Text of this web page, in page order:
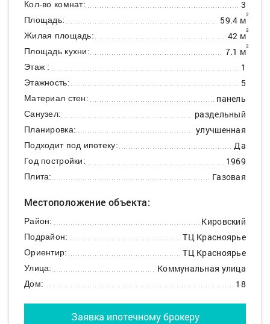
Кол-во комнат: 3
Площадь: 59.4 м2
Жилая площадь: 42 м2
Площадь кухни: 7.1 м2
Этаж : 1
Этажность: 5
Материал стен: панель
Санузел: раздельный
Планировка: улучшенная
Подходит под ипотеку: Да
Год постройки: 1969
Плита: Газовая
Местоположение объекта:
Район: Кировский
Подрайон: ТЦ Красноярье
Ориентир: ТЦ Красноярье
Улица: Коммунальная улица
Дом: 18
Заявка ипотечному брокеру